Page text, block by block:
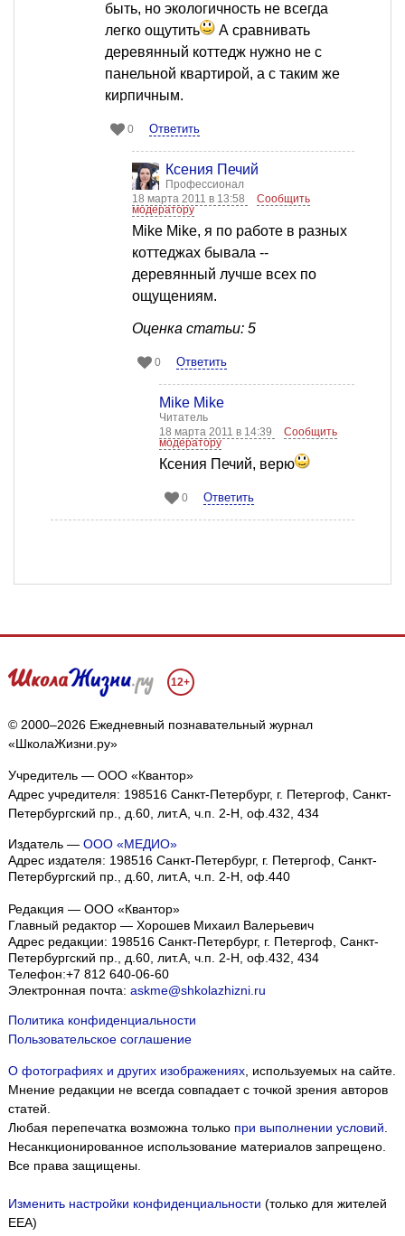
быть, но экологичность не всегда
легко ощутить
А сравнивать
деревянный коттедж нужно не с
панельной квартирой, а с таким же
кирпичным.
0 Ответить
Ксения Печий
Профессионал
18 марта 2011 в 13:58
Сообщить
модератору
Mike Mike, я по работе в разных
коттеджах бывала --
деревянный лучше всех по
ощущениям.
Оценка статьи: 5
0 Ответить
Mike Mike
Читатель
18 марта 2011 в 14:39
Сообщить
модератору
Ксения Печий, верю
0 Ответить
12+
© 2000–2026 Ежедневный познавательный журнал
«ШколаЖизни.ру»
Учредитель — ООО «Квантор»
Адрес учредителя: 198516 Санкт-Петербург, г. Петергоф, Санкт-
Петербургский пр., д.60, лит.А, ч.п. 2-Н, оф.432, 434
Издатель — ООО «МЕДИО»
Адрес издателя: 198516 Санкт-Петербург, г. Петергоф, Санкт-
Петербургский пр., д.60, лит.А, ч.п. 2-Н, оф.440
Редакция — ООО «Квантор»
Главный редактор — Хорошев Михаил Валерьевич
Адрес редакции: 198516 Санкт-Петербург, г. Петергоф, Санкт-
Петербургский пр., д.60, лит.А, ч.п. 2-Н, оф.432, 434
Телефон:+7 812 640-06-60
Электронная почта: askme@shkolazhizni.ru
Политика конфиденциальности
Пользовательское соглашение
О фотографиях и других изображениях, используемых на сайте.
Мнение редакции не всегда совпадает с точкой зрения авторов
статей.
Любая перепечатка возможна только при выполнении условий.
Несанкционированное использование материалов запрещено.
Все права защищены.
Изменить настройки конфиденциальности (только для жителей
EEA)